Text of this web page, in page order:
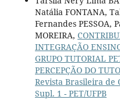
Natália FONTANA,
Fernandes PESSOA,
MOREIRA,
INTEGRAÇÃO
GRUPO TUTORIAL
PERCEPÇÃO DO
Revista Brasileira de
Supl. 1 - PET/UFPB